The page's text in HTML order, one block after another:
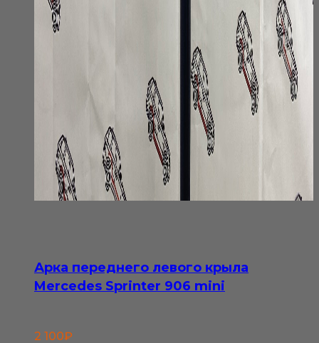
Арка переднего левого крыла
Mercedes Sprinter 906 mini
2 100₽